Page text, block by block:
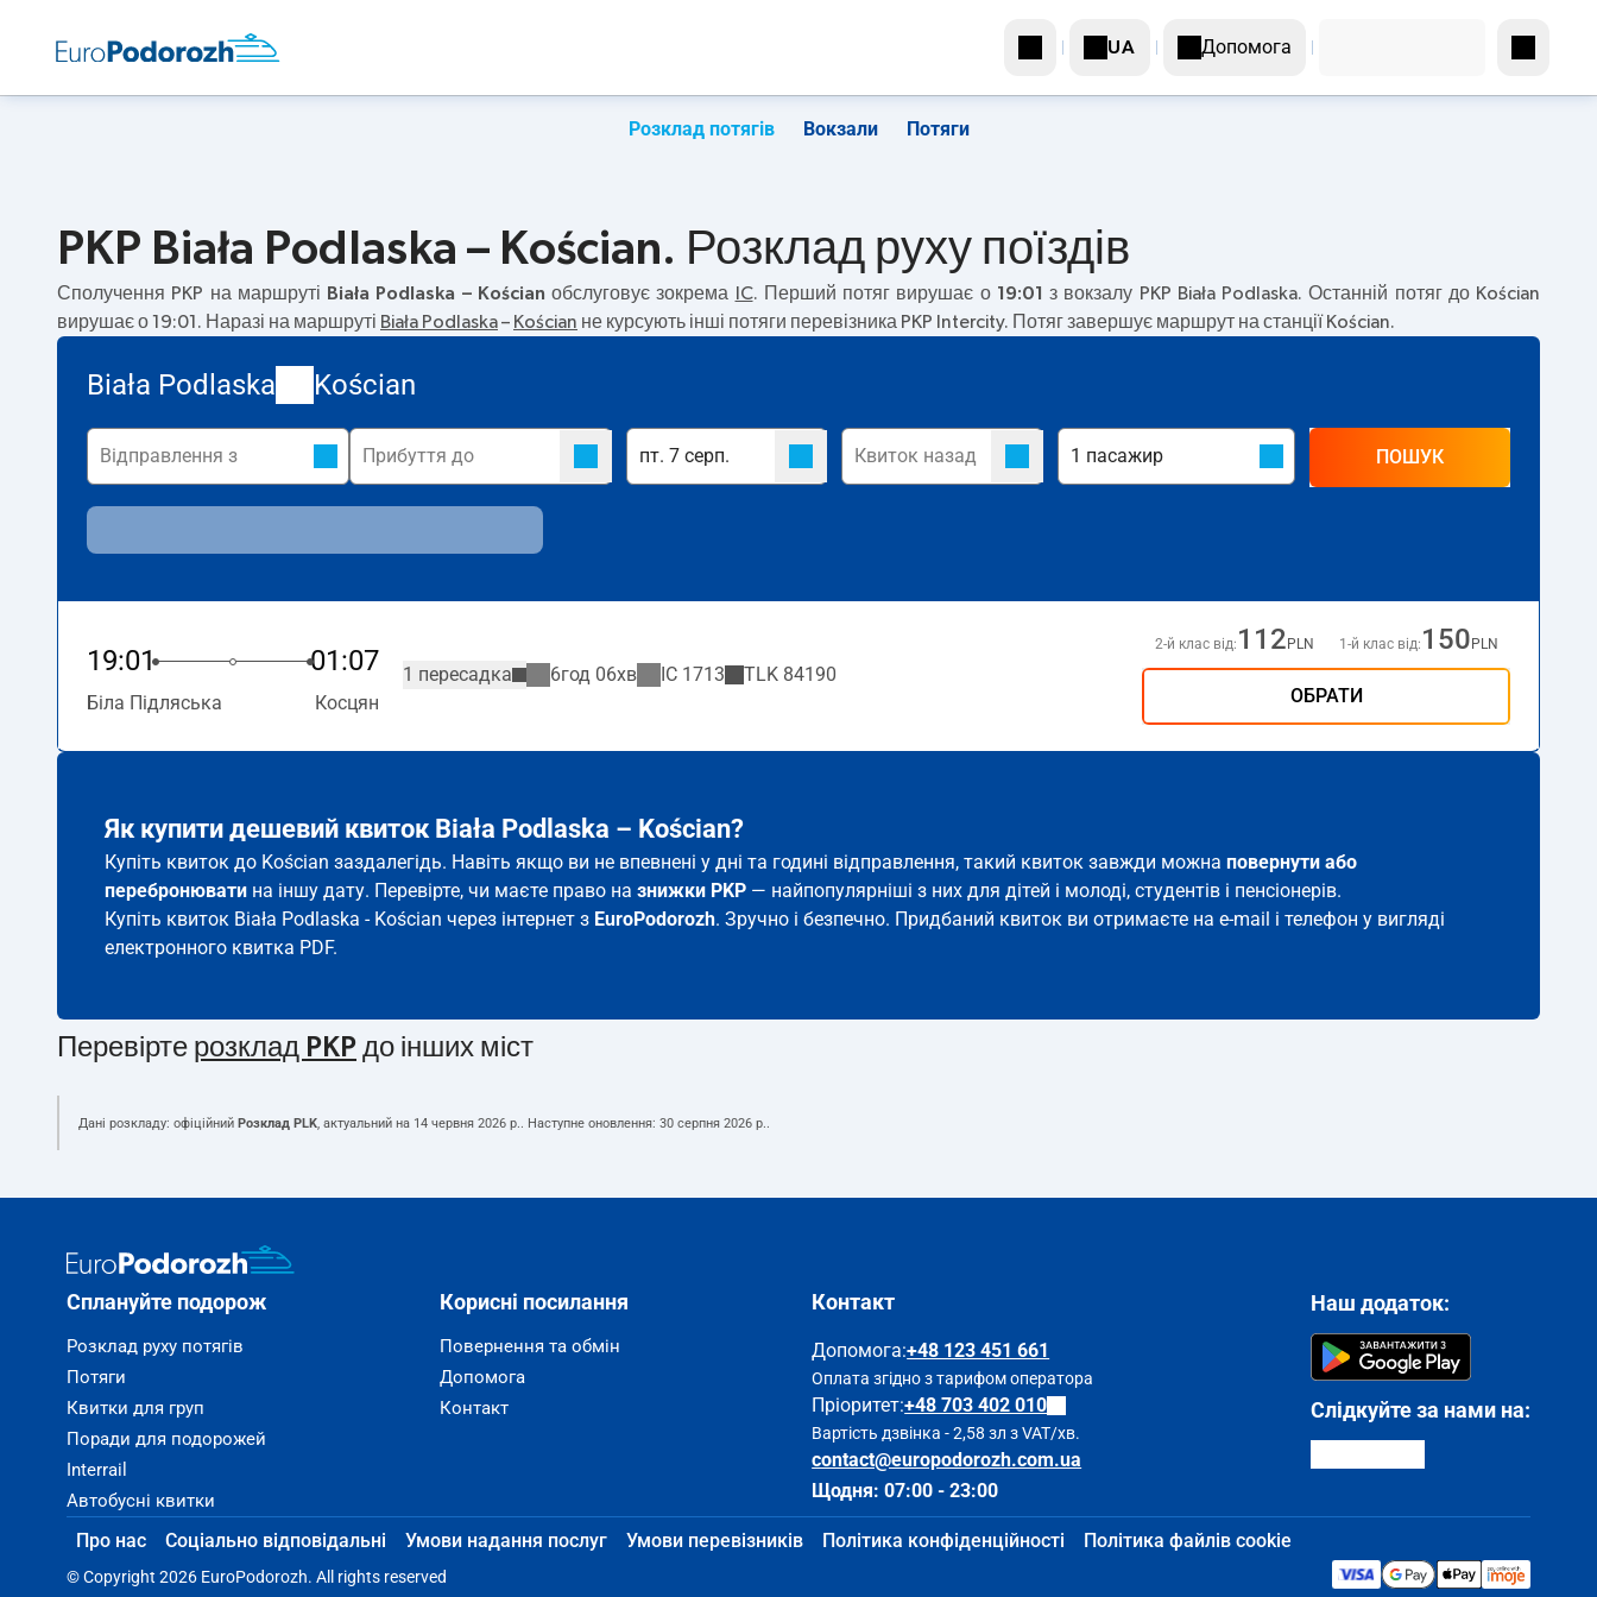
UA Допомога
Розклад потягів Вокзали Потяги
PKP Biała Podlaska – Kościan. Розклад руху поїздів
Сполучення PKP на маршруті Biała Podlaska – Kościan обслуговує зокрема IC. Перший потяг вирушає о 19:01 з вокзалу PKP Biała Podlaska. Останній потяг до Kościan
вирушає о 19:01. Наразі на маршруті Biała Podlaska– Kościan не курсують інші потяги перевізника PKP Intercity. Потяг завершує маршрут на станції Kościan.
Biała Podlaska Kościan
ПОШУК
19:01 01:07
Біла Підляська Косцян
1 пересадка 6год 06хв IC 1713 TLK 84190
2-й клас від: 112 PLN 1-й клас від: 150 PLN
ОБРАТИ
Як купити дешевий квиток Biała Podlaska – Kościan?
Купіть квиток до Kościan заздалегідь. Навіть якщо ви не впевнені у дні та годині відправлення, такий квиток завжди можна повернути або
перебронювати на іншу дату. Перевірте, чи маєте право на знижки PKP — найпопулярніші з них для дітей і молоді, студентів і пенсіонерів.
Купіть квиток Biała Podlaska - Kościan через інтернет з EuroPodorozh. Зручно і безпечно. Придбаний квиток ви отримаєте на e-mail і телефон у вигляді
електронного квитка PDF.
Перевірте розклад PKP до інших міст
Дані розкладу: офіційний Розклад PLK, актуальний на 14 червня 2026 р.. Наступне оновлення: 30 серпня 2026 р..
Сплануйте подорож
Розклад руху потягів
Потяги
Квитки для груп
Поради для подорожей
Interrail
Автобусні квитки
Корисні посилання
Повернення та обмін
Допомога
Контакт
Контакт
Допомога:+48 123 451 661
Оплата згідно з тарифом оператора
Пріоритет:+48 703 402 010
Вартість дзвінка - 2,58 зл з VAT/хв.
contact@europodorozh.com.ua
Щодня: 07:00 - 23:00
Наш додаток:
Слідкуйте за нами на:
Про нас Соціально відповідальні Умови надання послуг Умови перевізників Політика конфіденційності Політика файлів cookie
© Copyright 2026 EuroPodorozh. All rights reserved